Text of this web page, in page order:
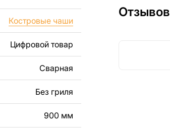
что
изображение,
дизайн изделия.
изделия из
Костровые чаши
Цифровой товар
Сварная
Без гриля
900 мм
Отзывов